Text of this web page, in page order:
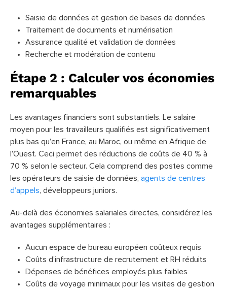
Saisie de données et gestion de bases de données
Traitement de documents et numérisation
Assurance qualité et validation de données
Recherche et modération de contenu
Étape 2 : Calculer vos économies
remarquables
Les avantages financiers sont substantiels. Le salaire
moyen pour les travailleurs qualifiés est significativement
plus bas qu’en France, au Maroc, ou même en Afrique de
l’Ouest. Ceci permet des réductions de coûts de 40 % à
70 % selon le secteur. Cela comprend des postes comme
les opérateurs de saisie de données, agents de centres
d’appels, développeurs juniors.
Au-delà des économies salariales directes, considérez les
avantages supplémentaires :
Aucun espace de bureau européen coûteux requis
Coûts d’infrastructure de recrutement et RH réduits
Dépenses de bénéfices employés plus faibles
Coûts de voyage minimaux pour les visites de gestion